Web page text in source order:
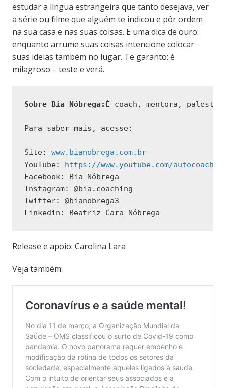
estudar a língua estrangeira que tanto desejava, ver
a série ou filme que alguém te indicou e pôr ordem
na sua casa e nas suas coisas. E uma dica de ouro:
enquanto arrume suas coisas intencione colocar
suas ideias também no lugar. Te garanto: é
milagroso – teste e verá.
Sobre Bia Nóbrega: É coach, mentora,
Para saber mais, acesse:
Site: www.bianobrega.com.br
YouTube: https://www.youtube.com/
Facebook: Bia Nóbrega
Instagram: @bia.coaching
Twitter: @bianobrega3
Linkedin: Beatriz Cara Nóbrega
Release e apoio: Carolina Lara
Veja também: